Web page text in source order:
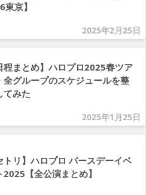
2025年2月25日
京】
2025年1月25日
程まとめ】ハロプロ2025春ツア
全グループのスケジュールを整
てみた
トリ】ハロプロ バースデーイベ
2025【全公演まとめ】